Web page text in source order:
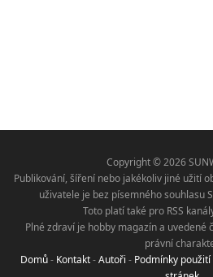
Copyright © 2026
Publikování, šíření nebo jakékoliv jiné užití
uživatele je bez písemného souhlasu
Toto platí také pro RSS
Plné zdraví je hobby magazín a uvedené
právní
Domů- Kontakt-Autoři - Podmínky použití